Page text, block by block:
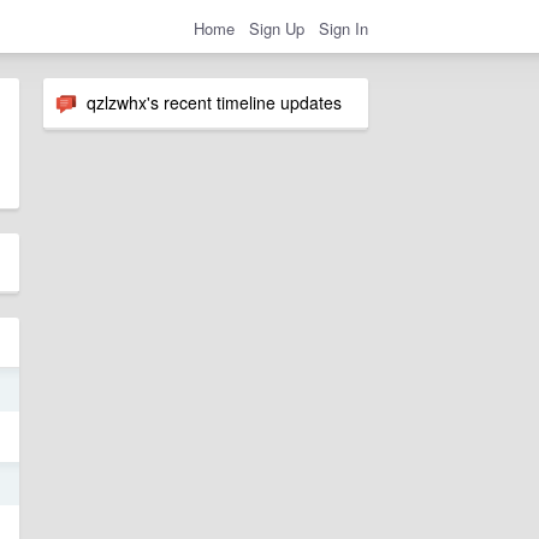
Home Sign Up Sign In
qzlzwhx's recent timeline updates